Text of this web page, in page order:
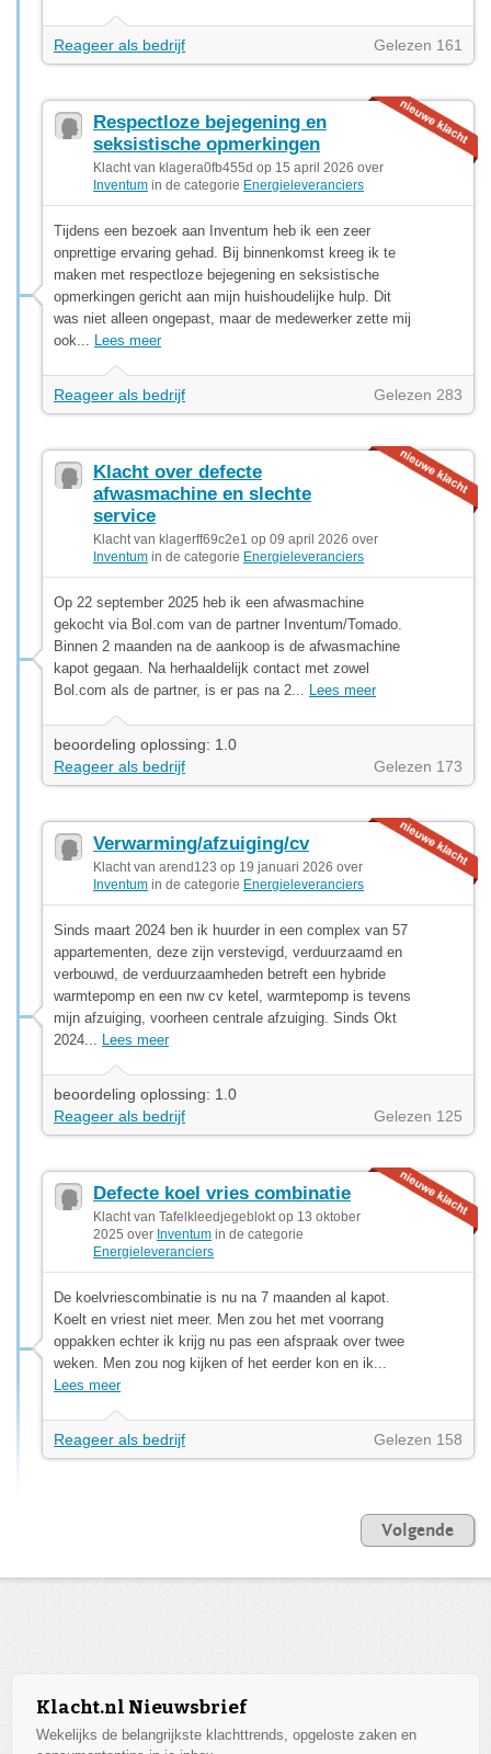
Reageer als bedrijf Gelezen 161
Respectloze bejegening en
seksistische opmerkingen
Klacht van klagera0fb455d op 15 april 2026 over
Inventum in de categorie Energieleveranciers
Tijdens een bezoek aan Inventum heb ik een zeer
onprettige ervaring gehad. Bij binnenkomst kreeg ik te
maken met respectloze bejegening en seksistische
opmerkingen gericht aan mijn huishoudelijke hulp. Dit
was niet alleen ongepast, maar de medewerker zette mij
ook... Lees meer
Reageer als bedrijf Gelezen 283
Klacht over defecte
afwasmachine en slechte
service
Klacht van klagerff69c2e1 op 09 april 2026 over
Inventum in de categorie Energieleveranciers
Op 22 september 2025 heb ik een afwasmachine
gekocht via Bol.com van de partner Inventum/Tomado.
Binnen 2 maanden na de aankoop is de afwasmachine
kapot gegaan. Na herhaaldelijk contact met zowel
Bol.com als de partner, is er pas na 2... Lees meer
beoordeling oplossing: 1.0
Reageer als bedrijf
Gelezen 173
Verwarming/afzuiging/cv
Klacht van arend123 op 19 januari 2026 over
Inventum in de categorie Energieleveranciers
Sinds maart 2024 ben ik huurder in een complex van 57
appartementen, deze zijn verstevigd, verduurzaamd en
verbouwd, de verduurzaamheden betreft een hybride
warmtepomp en een nw cv ketel, warmtepomp is tevens
mijn afzuiging, voorheen centrale afzuiging. Sinds Okt
2024... Lees meer
beoordeling oplossing: 1.0
Reageer als bedrijf
Gelezen 125
Defecte koel vries combinatie
Klacht van Tafelkleedjegeblokt op 13 oktober
2025 over Inventum in de categorie
Energieleveranciers
De koelvriescombinatie is nu na 7 maanden al kapot.
Koelt en vriest niet meer. Men zou het met voorrang
oppakken echter ik krijg nu pas een afspraak over twee
weken. Men zou nog kijken of het eerder kon en ik...
Lees meer
Reageer als bedrijf Gelezen 158
Volgende
Klacht.nl Nieuwsbrief
Wekelijks de belangrijkste klachttrends, opgeloste zaken en